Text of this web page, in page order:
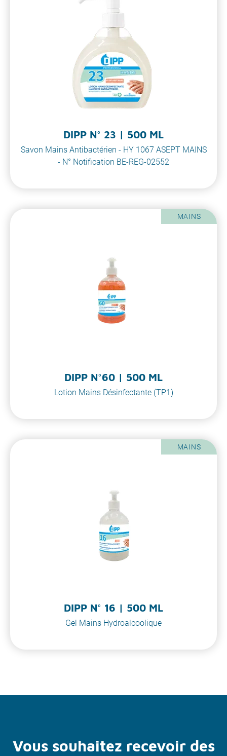
DIPP N° 23 | 500 ML
Savon Mains Antibactérien - HY 1067 ASEPT MAINS
- N° Notification BE-REG-02552
MAINS
DIPP N°60 | 500 ML
Lotion Mains Désinfectante (TP1)
MAINS
DIPP N° 16 | 500 ML
Gel Mains Hydroalcoolique
Vous souhaitez recevoir des